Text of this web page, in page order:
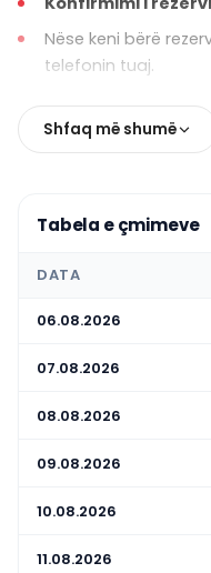
Nëse keni bërë
telefonin tuaj.
Telefon ose
Ideale për të
Çmimi është i
Kabinën mund të
Veshje të
me vete
Shfaq më shumë
Tabela e çmimeve
DATA
06.08.2026
07.08.2026
08.08.2026
09.08.2026
10.08.2026
11.08.2026